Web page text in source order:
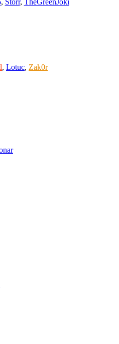
, Lotuc, Zak0r